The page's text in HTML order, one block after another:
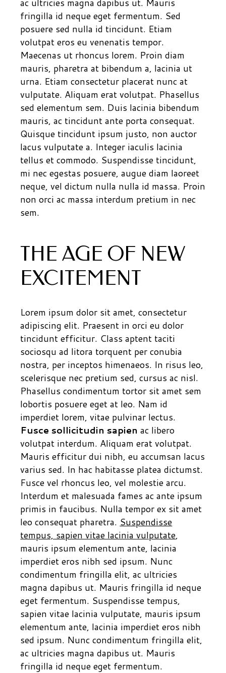
fringilla id neque eget fermentum. Sed
posuere sed nulla id tincidunt. Etiam
volutpat eros eu venenatis tempor.
Maecenas ut rhoncus lorem. Proin diam
mauris, pharetra at bibendum a, lacinia ut
urna. Etiam consectetur placerat nunc at
vulputate. Aliquam erat volutpat. Phasellus
sed elementum sem. Duis lacinia bibendum
mauris, ac tincidunt ante porta consequat.
Quisque tincidunt ipsum justo, non auctor
lacus vulputate a. Integer iaculis lacinia
tellus et commodo. Suspendisse tincidunt,
mi nec egestas posuere, augue diam laoreet
neque, vel dictum nulla nulla id massa. Proin
non orci ac massa interdum pretium in nec
sem.
THE AGE OF NEW
EXCITEMENT
Lorem ipsum dolor sit amet, consectetur
adipiscing elit. Praesent in orci eu dolor
tincidunt efficitur. Class aptent taciti
sociosqu ad litora torquent per conubia
nostra, per inceptos himenaeos. In risus leo,
scelerisque nec pretium sed, cursus ac nisl.
Phasellus condimentum tortor sit amet sem
lobortis posuere eget at leo. Nam id
imperdiet lorem, vitae pulvinar lectus.
Fusce sollicitudin sapien ac libero
volutpat interdum. Aliquam erat volutpat.
Mauris efficitur dui nibh, eu accumsan lacus
varius sed. In hac habitasse platea dictumst.
Fusce vel rhoncus leo, vel molestie arcu.
Interdum et malesuada fames ac ante ipsum
primis in faucibus. Nulla tempor ex sit amet
leo consequat pharetra. Suspendisse
tempus, sapien vitae lacinia vulputate,
mauris ipsum elementum ante, lacinia
imperdiet eros nibh sed ipsum. Nunc
condimentum fringilla elit, ac ultricies
magna dapibus ut. Mauris fringilla id neque
eget fermentum. Suspendisse tempus,
sapien vitae lacinia vulputate, mauris ipsum
elementum ante, lacinia imperdiet eros nibh
sed ipsum. Nunc condimentum fringilla elit,
ac ultricies magna dapibus ut. Mauris
fringilla id neque eget fermentum.